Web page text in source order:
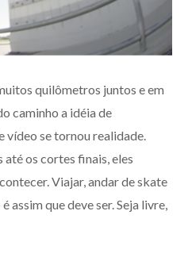
quilômetros juntos e em
caminho a idéia de
se tornou realidade.
até os cortes finais, eles
Viajar, andar de skate
assim que deve ser. Seja livre,